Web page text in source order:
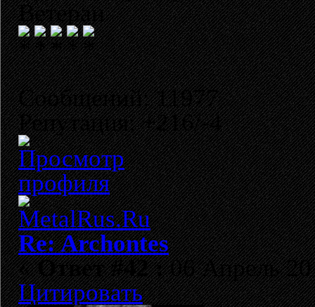
Ветеран
Сообщений: 11977
Репутация: +216/-4
Re: Archontes
«Ответ #42 :06 Апрель
Цитировать